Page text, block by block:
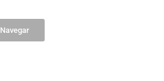
Navegar